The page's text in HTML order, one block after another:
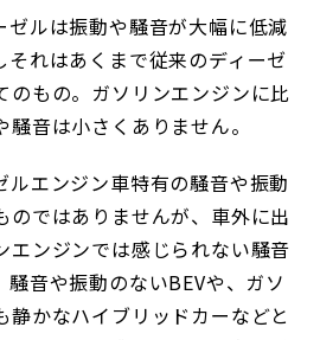
ゼルは振動や騒音が大幅に低減
それはあくまで従来のディーゼ
のもの。ガソリンエンジンに比
音は小さくありません。
ルエンジン車特有の騒音や振動
のではありませんが、車外に出
エンジンでは感じられない騒音
音や振動のないBEVや、ガソ
静かなハイブリッドカーなどと